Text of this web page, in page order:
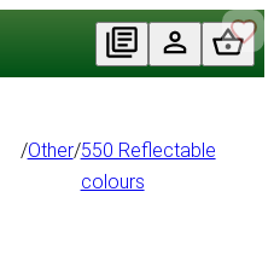
/Other/550 Reflectable
colours